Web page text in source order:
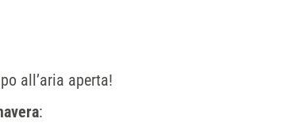
all’aria aperta!
: